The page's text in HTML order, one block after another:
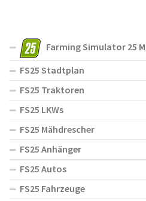
Farming Simulator 25
FS25 Stadtplan
FS25 Traktoren
FS25 LKWs
FS25 Mähdrescher
FS25 Anhänger
FS25 Autos
FS25 Fahrzeuge